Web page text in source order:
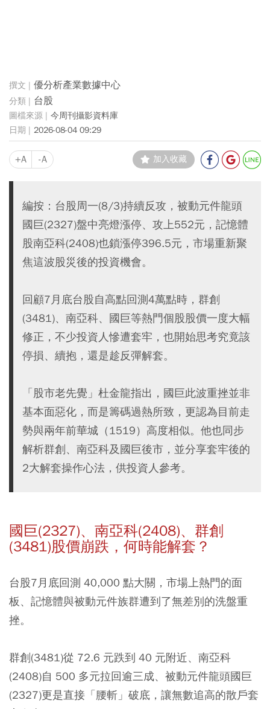
優分析產業數據中心
台股
今周刊攝影資料庫
2026-08-04 09:29
+A -A 加入收藏
編按：台股周一(8/3)持續反攻，被動元件龍頭
國巨(2327)盤中亮燈漲停、攻上552元，記憶體
股南亞科(2408)也鎖漲停396.5元，市場重新聚
焦這波股災後的投資機會。
回顧7月底台股自高點回測4萬點時，群創
(3481)、南亞科、國巨等熱門個股股價一度大幅
修正，不少投資人慘遭套牢，也開始思考究竟該
停損、續抱，還是趁反彈解套。
「股市老先覺」杜金龍指出，國巨此波重挫並非
基本面惡化，而是籌碼過熱所致，更認為目前走
勢與兩年前華城（1519）高度相似。他也同步
解析群創、南亞科及國巨後市，並分享套牢後的
2大解套操作心法，供投資人參考。
國巨(2327)、南亞科(2408)、群創
(3481)股價崩跌，何時能解套？
台股7月底回測 40,000 點大關，市場上熱門的面
板、記憶體與被動元件族群遭到了無差別的洗盤重
挫。
群創(3481)從 72.6 元跌到 40 元附近、南亞科
(2408)自 500 多元拉回逾三成、被動元件龍頭國巨
(2327)更是直接「腰斬」破底，讓無數追高的散戶套